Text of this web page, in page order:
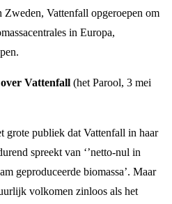
Zweden, Vattenfall opgeroepen om
in Europa,
Vattenfall (het Parool, 3 mei
grote publiek dat Vattenfall in haar
spreekt van ‘’netto-nul in
geproduceerde biomassa’. Maar
volkomen zinloos als het